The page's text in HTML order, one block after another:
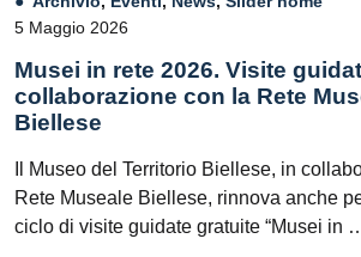
5 Maggio 2026
Musei in rete 2026. Visite
collaborazione con la Rete
Biellese
Il Museo del Territorio Biellese, in
Rete Museale Biellese, rinnova anche
ciclo di visite guidate gratuite “Musei in